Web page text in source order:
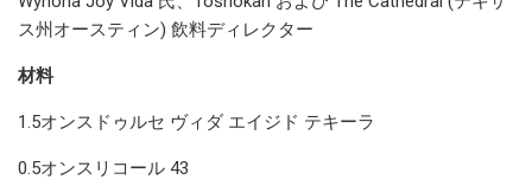
ス州オースティン) 飲料ディレクター
材料
1.5オンスドゥルセ ヴィダ エイジド テキーラ
0.5オンスリコール 43